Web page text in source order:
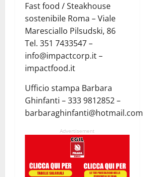
Fast food / Steakhouse
sostenibile Roma – Viale
Maresciallo Pilsudski, 86
Tel. 351 7433547 –
info@impactcorp.it –
impactfood.it
Ufficio stampa Barbara
Ghinfanti – 333 9812852 –
barbaraghinfanti@hotmail.com
Advertisement